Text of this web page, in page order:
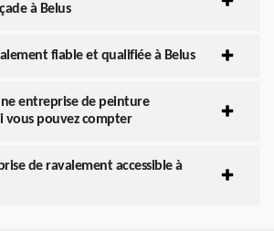
à Belus
fiable et qualifiée à Belus
entreprise de peinture
vous pouvez compter
de ravalement accessible à